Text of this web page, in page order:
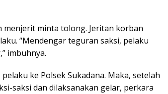
minta tolong. Jeritan korban
“Mendengar teguran saksi, pelaku
imbuhnya.
ke Polsek Sukadana. Maka, setelah
saksi dan dilaksanakan gelar, perkara